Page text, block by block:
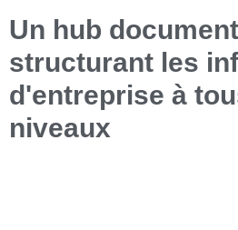
Un hub
structurant les
d'entreprise à
niveaux